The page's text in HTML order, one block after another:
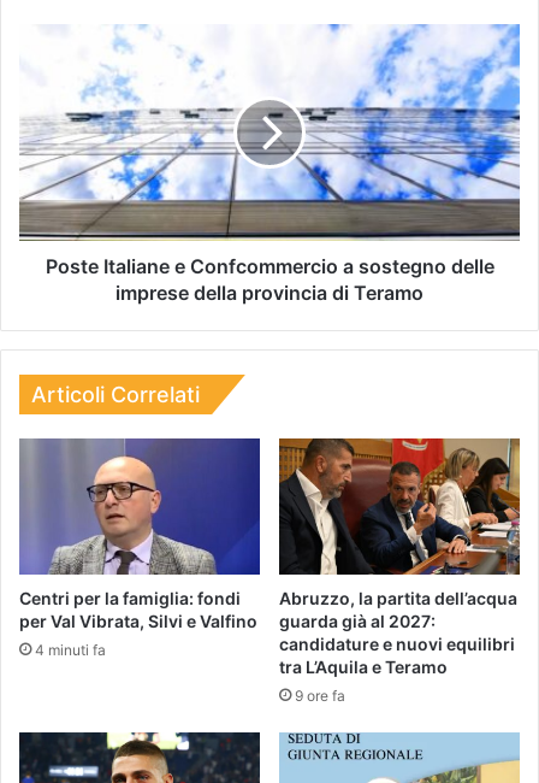
Poste Italiane e Confcommercio a sostegno delle
imprese della provincia di Teramo
Articoli Correlati
Centri per la famiglia: fondi
per Val Vibrata, Silvi e Valfino
4 minuti fa
Abruzzo, la partita dell’acqua
guarda già al 2027:
candidature e nuovi equilibri
tra L’Aquila e Teramo
9 ore fa